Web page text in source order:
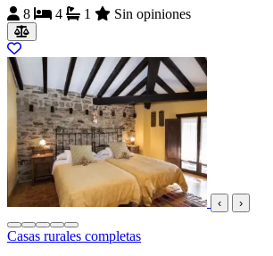
8
4 1 Sin opiniones
‹ ›
Casas rurales completas